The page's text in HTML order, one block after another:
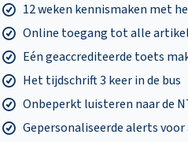
12 weken kennismaken met
Online toegang tot alle
Eén geaccrediteerde toets
Het tijdschrift 3 keer in de bus
Onbeperkt luisteren naar de
Gepersonaliseerde alerts